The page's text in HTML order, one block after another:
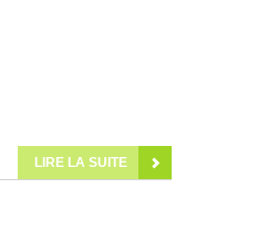
LIRE LA SUITE